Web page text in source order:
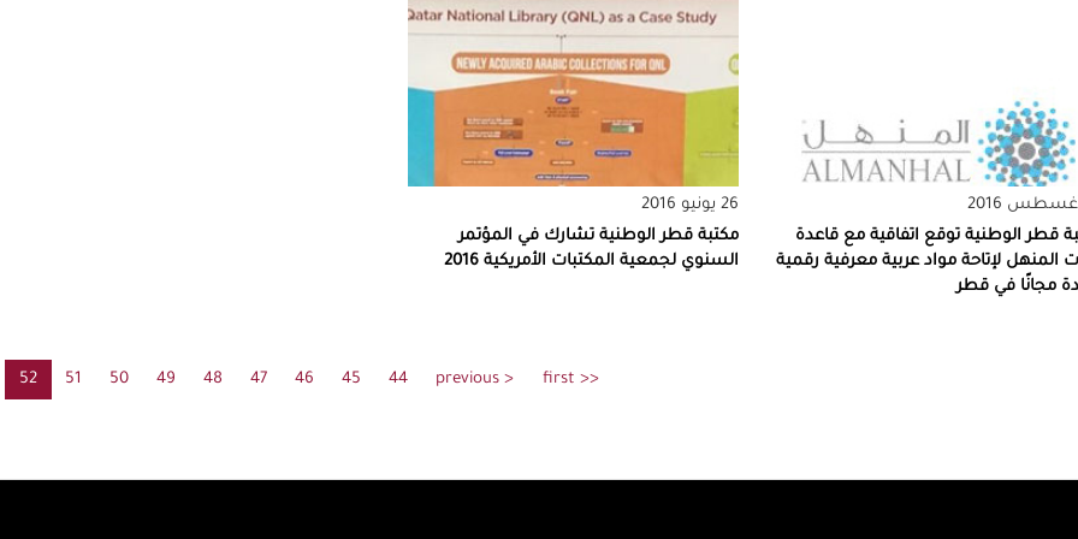
قطر الوطنية توقع اتفاقية مع قاعدة
المنهل لإتاحة مواد عربية معرفية رقمية
مجانًا في قطر
26 يونيو 2016
مكتبة قطر الوطنية تشارك في المؤتمر
السنوي لجمعية المكتبات الأمريكية 2016
الصفحة
<< first
الصفحة
< previous الصفحة
44 الصفحة
45 الصفحة
46 الصفحة
47 الصفحة
48 الصفحة
49 الصفحة
50 الصفحة
51
page
52